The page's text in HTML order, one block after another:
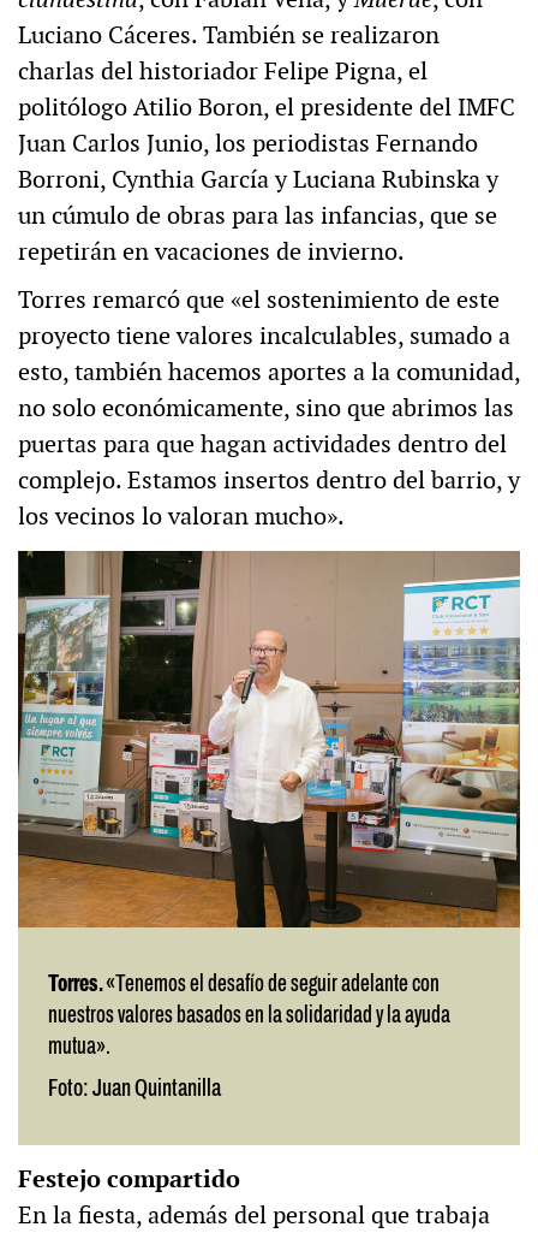
Luciano Cáceres. También se realizaron
charlas del historiador Felipe Pigna, el
politólogo Atilio Boron, el presidente del IMFC
Juan Carlos Junio, los periodistas Fernando
Borroni, Cynthia García y Luciana Rubinska y
un cúmulo de obras para las infancias, que se
repetirán en vacaciones de invierno.
Torres remarcó que «el sostenimiento de este
proyecto tiene valores incalculables, sumado a
esto, también hacemos aportes a la comunidad,
no solo económicamente, sino que abrimos las
puertas para que hagan actividades dentro del
complejo. Estamos insertos dentro del barrio, y
los vecinos lo valoran mucho».
Torres.«Tenemos el desafío de seguir adelante con
nuestros valores basados en la solidaridad y la ayuda
mutua».
Foto: Juan Quintanilla
Festejo compartido
En la fiesta, además del personal que trabaja